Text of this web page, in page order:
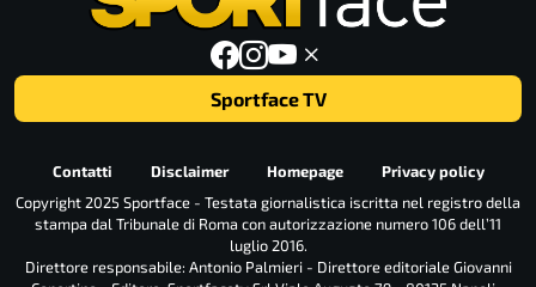
Sportface TV
Contatti Disclaimer Homepage
Privacy policy
Copyright 2025 Sportface - Testata giornalistica iscritta nel registro della
stampa dal Tribunale di Roma con autorizzazione numero 106 dell’11
luglio 2016.
Direttore responsabile: Antonio Palmieri - Direttore editoriale Giovanni